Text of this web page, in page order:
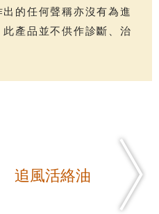
的任何聲稱亦沒有為進
產品並不供作診斷、治
追風活絡油